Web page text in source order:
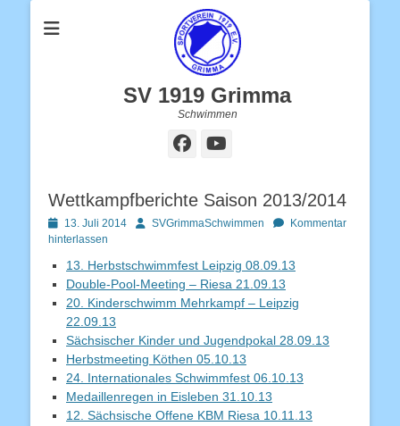
SV 1919 Grimma
Schwimmen
Facebook
Wettkampfberichte Saison 2013/2014
Posted
on
13. Juli 2014 AutorSVGrimmaSchwimmen
Kommentar
hinterlassen
13. Herbstschwimmfest Leipzig 08.09.13
Double-Pool-Meeting – Riesa 21.09.13
20. Kinderschwimm Mehrkampf – Leipzig
22.09.13
Sächsischer Kinder und Jugendpokal 28.09.13
Herbstmeeting Köthen 05.10.13
24. Internationales Schwimmfest 06.10.13
Medaillenregen in Eisleben 31.10.13
12. Sächsische Offene KBM Riesa 10.11.13